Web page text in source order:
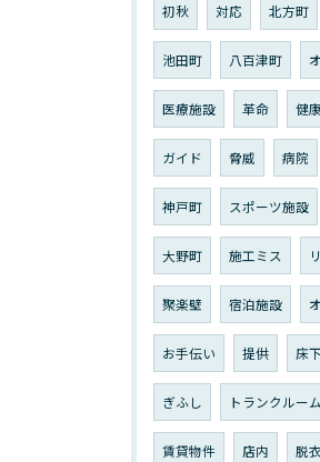
初秋 対応 北方町
池田町 八百津町
医療施設 革命 健
ガイド 脅威 病院
神戸町 スポーツ施設
大野町 施工ミス
聚楽壁 宿泊施設
お手伝い 提供 床
ぎふし トランクルーム
賃貸物件 店内 脱